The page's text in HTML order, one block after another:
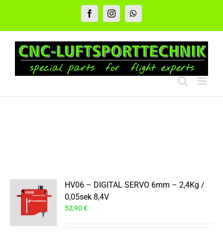
FacebookInstagramWhatsApp
HV06 – DIGITAL SERVO 6mm – 2,4Kg /
0,05sek 8,4V
52,90€